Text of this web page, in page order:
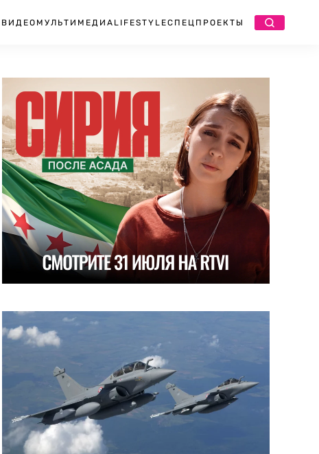
ВИДЕО МУЛЬТИМЕДИА LIFESTYLEСПЕЦПРОЕКТЫ